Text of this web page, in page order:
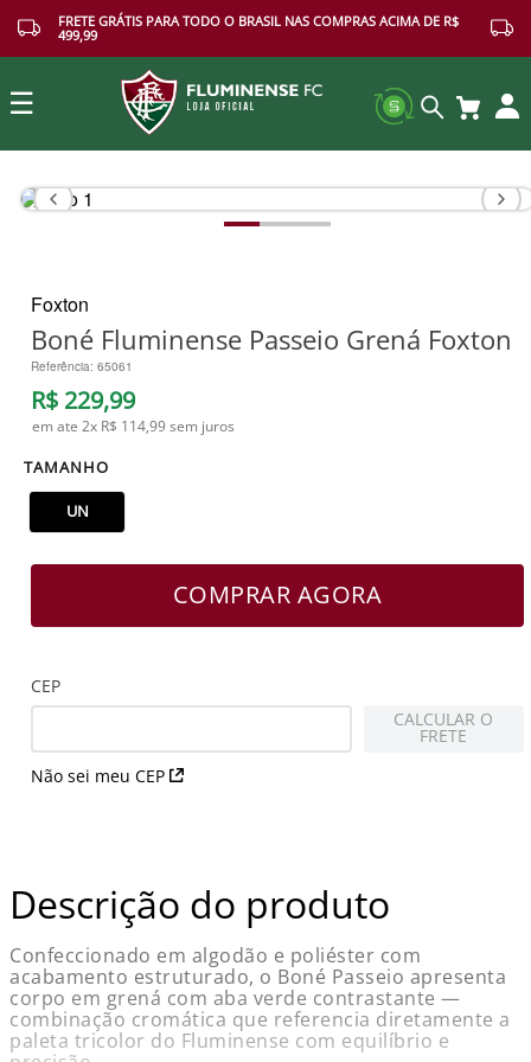
FRETE GRÁTIS PARA TODO O BRASIL NAS COMPRAS ACIMA DE R$
499,99
☰
Buscar
Foxton
Boné Fluminense Passeio Grená Foxton
Referência: 65061
R$ 229,99
em ate 2x R$ 114,99sem juros
TAMANHO
UN
COMPRAR AGORA
CEP
Não sei meu CEP
CALCULAR O
FRETE
Descrição do produto
Confeccionado em algodão e poliéster com
acabamento estruturado, o Boné Passeio apresenta
corpo em grená com aba verde contrastante —
combinação cromática que referencia diretamente a
paleta tricolor do Fluminense com equilíbrio e